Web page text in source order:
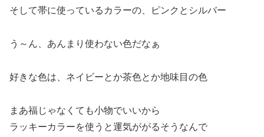
そして帯に使っているカラーの、ピンクとシルバー
う～ん、あんまり使わない色だなぁ
好きな色は、ネイビーとか茶色とか地味目の色
まあ福じゃなくても小物でいいから
ラッキーカラーを使うと運気ががるそうなんで